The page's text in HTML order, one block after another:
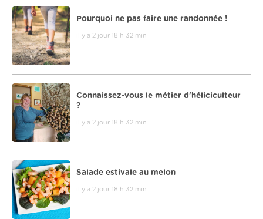
Pourquoi ne pas faire une randonnée !
il y a 2 jour 18 h 32 min
Connaissez-vous le métier d'héliciculteur
?
il y a 2 jour 18 h 32 min
Salade estivale au melon
il y a 2 jour 18 h 32 min